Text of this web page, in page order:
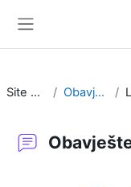
Site pages Obavještenja